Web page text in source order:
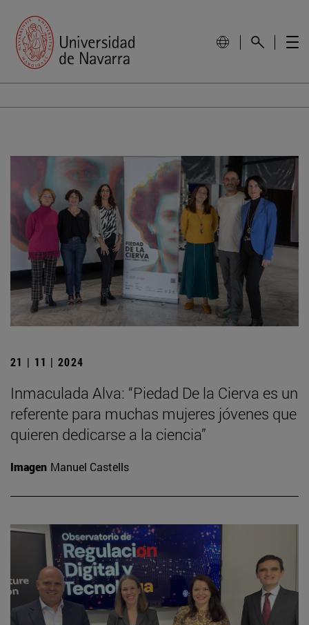
21 | 11 | 2024
Inmaculada Alva: “Piedad De la Cierva es un
referente para muchas mujeres jóvenes que
quieren dedicarse a la ciencia”
Imagen Manuel Castells